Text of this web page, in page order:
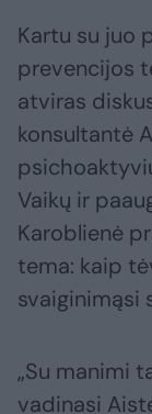
Kartu su juo
prevencijos
atviras
konsultantė
Vaikų ir
Karoblienė
tema: kaip
svaiginimąsi
„Su manimi
vadinasi